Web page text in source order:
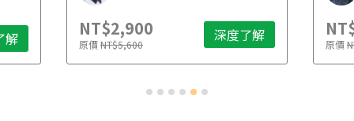
解 NT$2,900
原價NT$5,600 深度了解 原價